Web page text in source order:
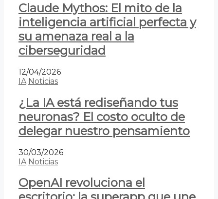
Claude Mythos: El mito de la
inteligencia artificial perfecta y
su amenaza real a la
ciberseguridad
12/04/2026
IA Noticias
¿La IA está rediseñando tus
neuronas? El costo oculto de
delegar nuestro pensamiento
30/03/2026
IA Noticias
OpenAI revoluciona el